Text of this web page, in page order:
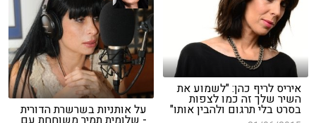
איריס לריף כהן: "לשמוע את
השיר שלך זה כמו לצפות
בסרט בלי תרגום ולהבין אותו" על אותניות בשרשרת הדורית